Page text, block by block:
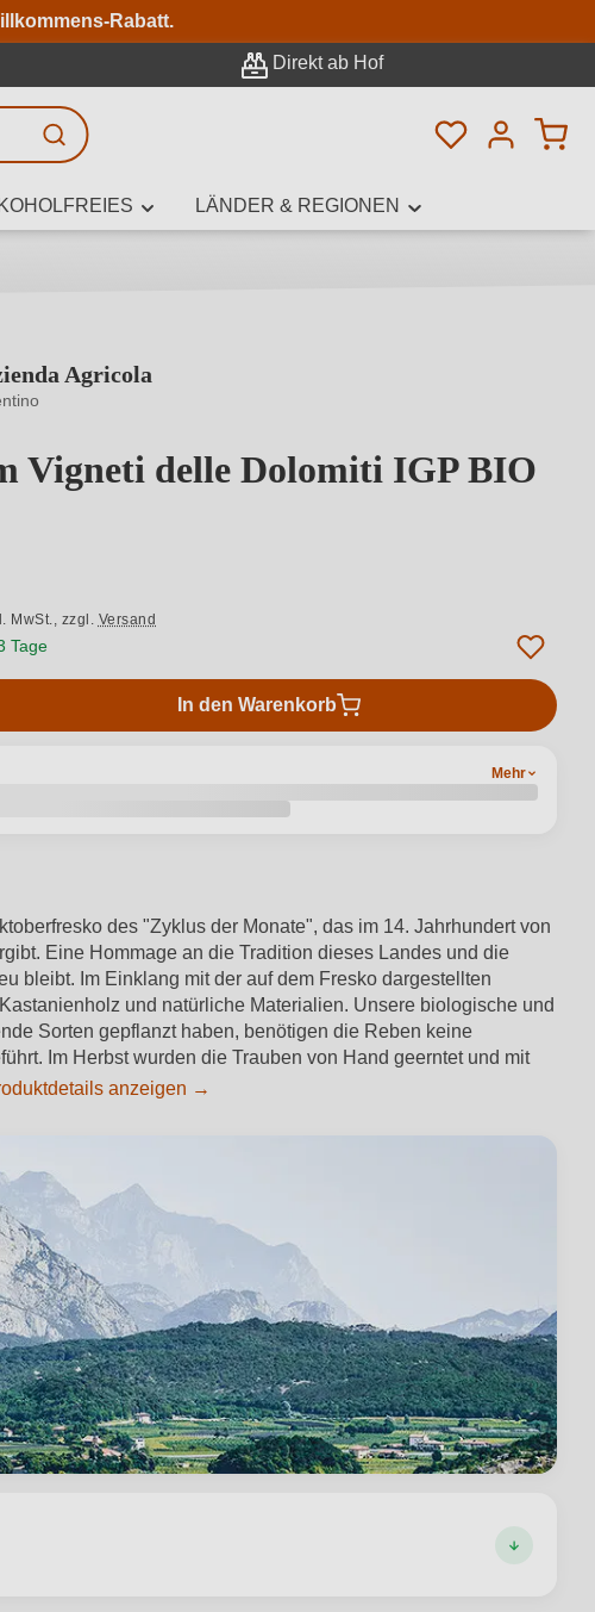
Rabatt.
Direkt ab Hof
Du hast 0
LÄNDER & REGIONEN
Agricola
Vigneti delle Dolomiti IGP BIO
MwSt., zzgl. Versand
Tage
In den Warenkorb
Mehr
des "Zyklus der Monate", das im 14. Jahrhundert von
Eine Hommage an die Tradition dieses Landes und die
bleibt. Im Einklang mit der auf dem Fresko dargestellten
und natürliche Materialien. Unsere biologische und
Sorten gepflanzt haben, benötigen die Reben keine
Im Herbst wurden die Trauben von Hand geerntet und mit
anzeigen →
Erweiterte Suche
Weinnamen,